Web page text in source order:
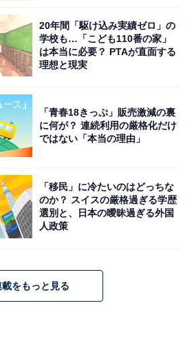
ーカー USB C充電/IP67防塵防
ラジエーター搭載/ポータブル/ブラ
20年間「駆け込み実績ゼロ」の
学校も…「こども110番の家」
は本当に必要？ PTAが直面する
理想と現実
「青春18きっぷ」販売激減の裏
に何が？ 連続利用の厳格化だけ
ではない「本当の理由」
「移民」に冷たいのはどっちな
のか？ スイスの厳格過ぎる学歴
選別と、日本の曖昧過ぎる外国
人政策
載をもっと見る